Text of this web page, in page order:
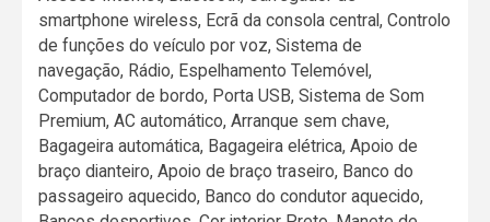
smartphone wireless, Ecrã da consola central, Controlo
de funções do veículo por voz, Sistema de
navegação, Rádio, Espelhamento Telemóvel,
Computador de bordo, Porta USB, Sistema de Som
Premium, AC automático, Arranque sem chave,
Bagageira automática, Bagageira elétrica, Apoio de
braço dianteiro, Apoio de braço traseiro, Banco do
passageiro aquecido, Banco do condutor aquecido,